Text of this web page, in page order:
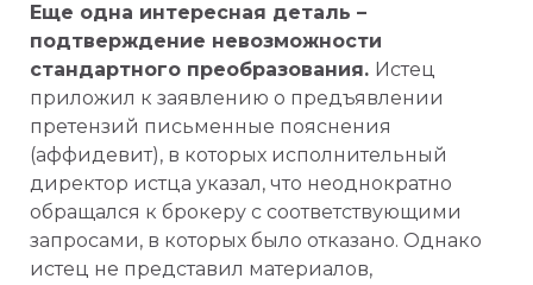
Еще одна интересная деталь –
подтверждение невозможности
стандартного преобразования. Истец
приложил к заявлению о предъявлении
претензий письменные пояснения
(аффидевит), в которых исполнительный
директор истца указал, что неоднократно
обращался к брокеру с соответствующими
запросами, в которых было отказано. Однако
истец не представил материалов,